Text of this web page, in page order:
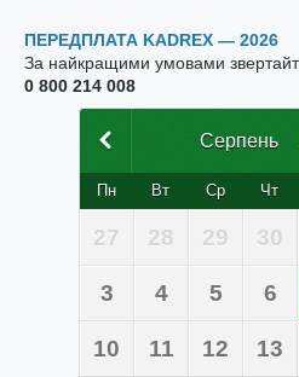
ПЕРЕДПЛАТА KADREX — 2026
За найкращими умовами
0 800 214 008
Серпень
Пн Вт Ср Чт
27 28 29 30
3 4 5 6
10 11 12 13